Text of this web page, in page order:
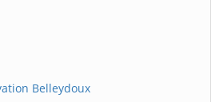
Belleydoux